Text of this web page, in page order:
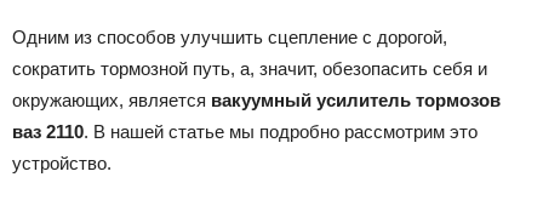
Одним из способов улучшить сцепление с дорогой,
сократить тормозной путь, а, значит, обезопасить себя и
окружающих, является вакуумный усилитель тормозов
ваз 2110. В нашей статье мы подробно рассмотрим это
устройство.